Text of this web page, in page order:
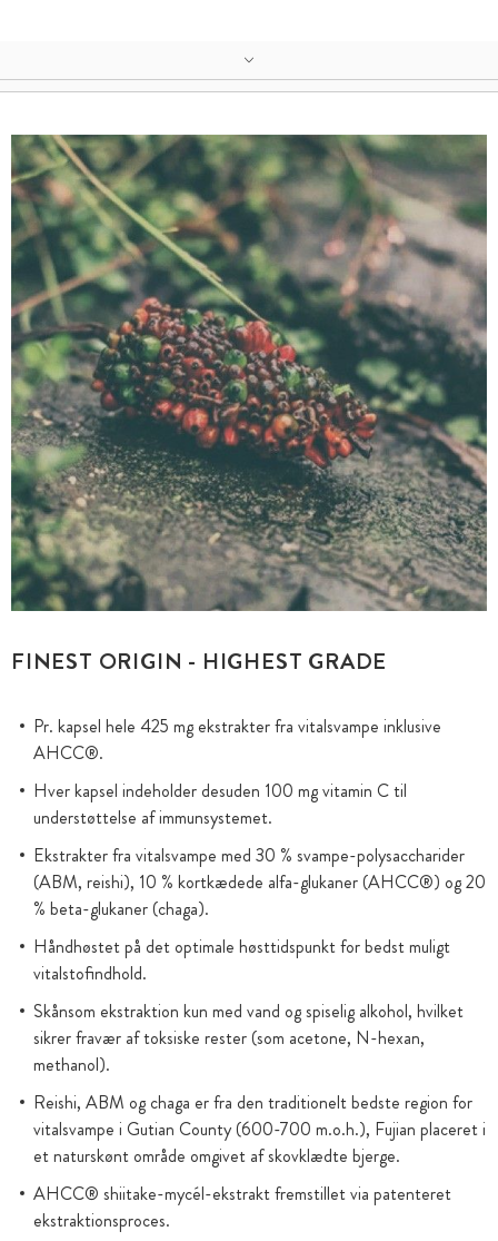
FINEST ORIGIN - HIGHEST GRADE
Pr. kapsel hele 425 mg ekstrakter fra vitalsvampe inklusive
AHCC®.
Hver kapsel indeholder desuden 100 mg vitamin C til
understøttelse af immunsystemet.
Ekstrakter fra vitalsvampe med 30 % svampe-polysaccharider
(ABM, reishi), 10 % kortkædede alfa-glukaner (AHCC®) og 20
% beta-glukaner (chaga).
Håndhøstet på det optimale høsttidspunkt for bedst muligt
vitalstofindhold.
Skånsom ekstraktion kun med vand og spiselig alkohol, hvilket
sikrer fravær af toksiske rester (som acetone, N-hexan,
methanol).
Reishi, ABM og chaga er fra den traditionelt bedste region for
vitalsvampe i Gutian County (600-700 m.o.h.), Fujian placeret i
et naturskønt område omgivet af skovklædte bjerge.
AHCC® shiitake-mycél-ekstrakt fremstillet via patenteret
ekstraktionsproces.